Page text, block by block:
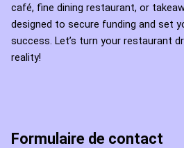
café, fine dining restaurant, or
designed to secure funding and set
success. Let’s turn your restaurant
reality!
Formulaire de contact